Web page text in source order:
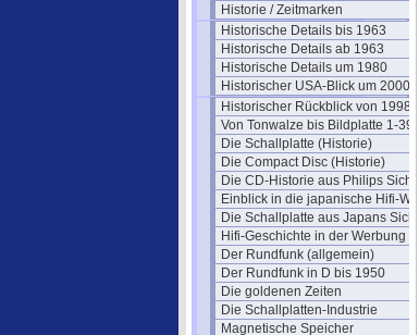
Historie / Zeitmarken
Historische Details bis 1963
Historische Details ab 1963
Historische Details um 1980
Historischer USA-Blick um 2000
Historischer Rückblick von 1998
Von Tonwalze bis Bildplatte 1-39
Die Schallplatte (Historie)
Die Compact Disc (Historie)
Die CD-Historie aus Philips Sicht
Einblick in die japanische Hifi-Welt
Die Schallplatte aus Japans Sicht
Hifi-Geschichte in der Werbung
Der Rundfunk (allgemein)
Der Rundfunk in D bis 1950
Die goldenen Zeiten
Die Schallplatten-Industrie
Magnetische Speicher